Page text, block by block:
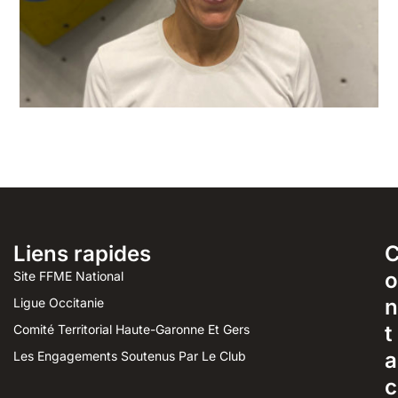
Liens rapides
Site FFME National
Ligue Occitanie
Comité Territorial Haute-Garonne Et Gers
Les Engagements Soutenus Par Le Club
o
n
t
a
c